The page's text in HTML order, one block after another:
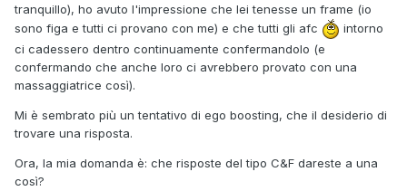
tranquillo), ho avuto l'impressione che lei tenesse un frame (io
sono figa e tutti ci provano con me) e che tutti gli afc
intorno
ci cadessero dentro continuamente confermandolo (e
confermando che anche loro ci avrebbero provato con una
massaggiatrice così).
Mi è sembrato più un tentativo di ego boosting, che il desiderio di
trovare una risposta.
Ora, la mia domanda è: che risposte del tipo C&F dareste a una
così?